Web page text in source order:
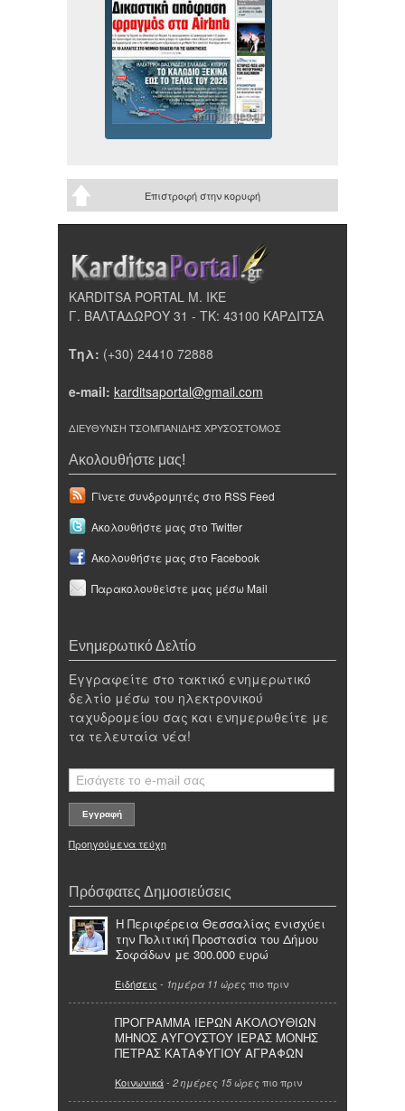
Επιστροφή στην κορυφή
KARDITSA PORTAL Μ. ΙΚΕ
Γ. ΒΑΛΤΑΔΩΡΟΥ 31 - ΤΚ: 43100 ΚΑΡΔΙΤΣΑ
Τηλ: (+30) 24410 72888
e-mail: karditsaportal@gmail.com
ΔΙΕΥΘΥΝΣΗ ΤΣΟΜΠΑΝΙΔΗΣ ΧΡΥΣΟΣΤΟΜΟΣ
Ακολουθήστε μας!
Γίνετε συνδρομητές στο RSS Feed
Ακολουθήστε μας στο Twitter
Ακολουθήστε μας στο Facebook
Παρακολουθείστε μας μέσω Mail
Ενημερωτικό Δελτίο
Εγγραφείτε στο τακτικό ενημερωτικό
δελτίο μέσω του ηλεκτρονικού
ταχυδρομείου σας και ενημερωθείτε με
τα τελευταία νέα!
Προηγούμενα τεύχη
Πρόσφατες Δημοσιεύσεις
Η Περιφέρεια Θεσσαλίας ενισχύει
την Πολιτική Προστασία του Δήμου
Σοφάδων με 300.000 ευρώ
Ειδήσεις - 1ημέρα 11 ώρες πιο πριν
ΠΡΟΓΡΑΜΜΑ ΙΕΡΩΝ ΑΚΟΛΟΥΘΙΩΝ
ΜΗΝΟΣ ΑΥΓΟΥΣΤΟΥ ΙΕΡΑΣ ΜΟΝΗΣ
ΠΕΤΡΑΣ ΚΑΤΑΦΥΓΙΟΥ ΑΓΡΑΦΩΝ
Κοινωνικά- 2 ημέρες 15 ώρες πιο πριν